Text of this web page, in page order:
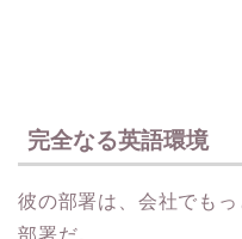
完全なる英語環境
彼の部署は、会社でも